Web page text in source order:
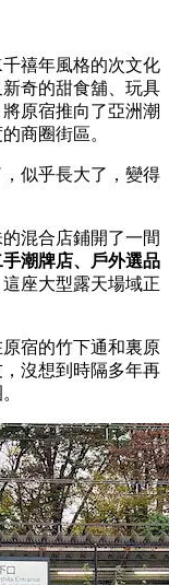
禧年風格的次文化
奇的甜食舖、玩具
原宿推向了亞洲潮
商圈街區。
似乎長大了，變得
混合店鋪開了一間
潮牌店、戶外選品
座大型露天場域正
宿的竹下通和裏原
沒想到時隔多年再